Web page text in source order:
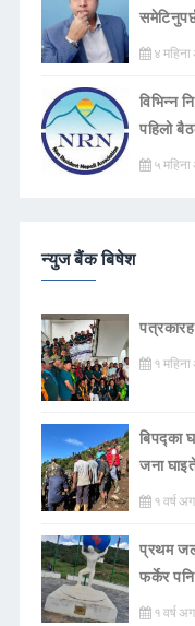
४ महिना
विभिन्न
पहिलो
५ महिना
न्युज बैंक बिषेश
१ महिना
बिपद्का
जना
१ वर्ष
प्रथम
फर्केर
१ वर्ष